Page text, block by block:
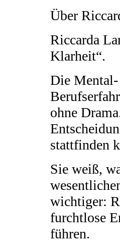
Über
Riccarda
Klarheit“.
Die
ohne
stattfinden
Sie weiß,
wichtiger:
furchtlose
führen.